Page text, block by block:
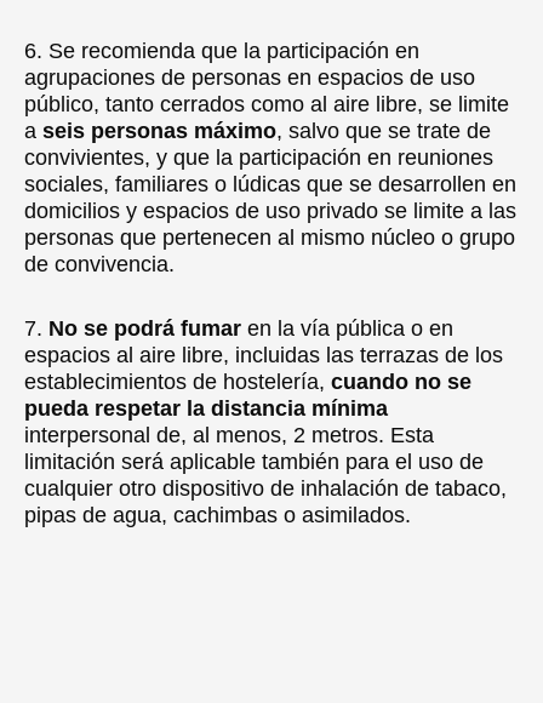
6. Se recomienda que la participación en
agrupaciones de personas en espacios de uso
público, tanto cerrados como al aire libre, se limite
a seis personas máximo, salvo que se trate de
convivientes, y que la participación en reuniones
sociales, familiares o lúdicas que se desarrollen en
domicilios y espacios de uso privado se limite a las
personas que pertenecen al mismo núcleo o grupo
de convivencia.
7. No se podrá fumar en la vía pública o en
espacios al aire libre, incluidas las terrazas de los
establecimientos de hostelería, cuando no se
pueda respetar la distancia mínima
interpersonal de, al menos, 2 metros. Esta
limitación será aplicable también para el uso de
cualquier otro dispositivo de inhalación de tabaco,
pipas de agua, cachimbas o asimilados.